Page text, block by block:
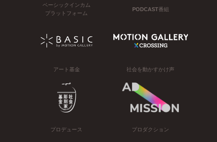
ベーシックインカム
プラットフォーム
PODCAST番組
アート基金 社会を動かすかけ声
プロデュース プロダクション